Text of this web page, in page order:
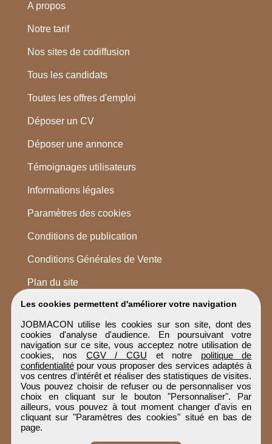
Les cookies permettent d'améliorer votre navigation
JOBMACON utilise les cookies sur son site, dont des
cookies d'analyse d'audience. En poursuivant votre
navigation sur ce site, vous acceptez notre utilisation de
cookies, nos CGV / CGU et notre politique de
confidentialitépour vous proposer des services adaptés à
vos centres d'intérêt et réaliser des statistiques de visites.
Vous pouvez choisir de refuser ou de personnaliser vos
choix en cliquant sur le bouton "Personnaliser". Par
ailleurs, vous pouvez à tout moment changer d'avis en
cliquant sur "Paramètres des cookies" situé en bas de
page.
A propos
Notre tarif
Nos sites de codiffusion
Tous les candidats
Toutes les offres d'emploi
Déposer un CV
Déposer une annonce
Témoignages utilisateurs
Informations légales
Paramètres des cookies
Conditions de publication
Conditions Générales de Vente
Plan du site